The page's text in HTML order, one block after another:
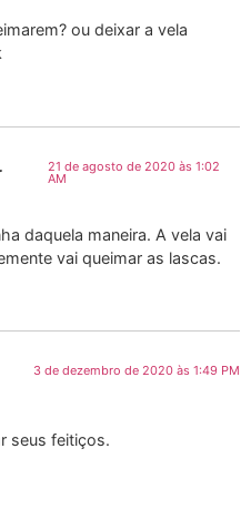
ou deixar a vela
21 de agosto de 2020 às 1:02
AM
daquela maneira. A vela vai
vai queimar as lascas.
3 de dezembro de 2020 às 1:49 PM
seus feitiços.